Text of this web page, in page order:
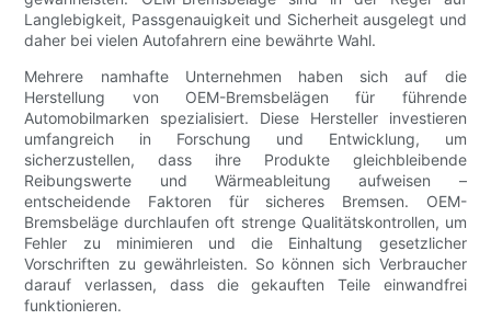
Langlebigkeit, Passgenauigkeit und Sicherheit ausgelegt und
daher bei vielen Autofahrern eine bewährte Wahl.
Mehrere namhafte Unternehmen haben sich auf die
Herstellung von OEM-Bremsbelägen für führende
Automobilmarken spezialisiert. Diese Hersteller investieren
umfangreich in Forschung und Entwicklung, um
sicherzustellen, dass ihre Produkte gleichbleibende
Reibungswerte und Wärmeableitung aufweisen –
entscheidende Faktoren für sicheres Bremsen. OEM-
Bremsbeläge durchlaufen oft strenge Qualitätskontrollen, um
Fehler zu minimieren und die Einhaltung gesetzlicher
Vorschriften zu gewährleisten. So können sich Verbraucher
darauf verlassen, dass die gekauften Teile einwandfrei
funktionieren.